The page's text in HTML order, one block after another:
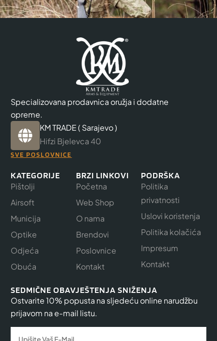
Specializovana prodavnica oružja i dodatne
opreme.
KM TRADE ( Sarajevo )
Hifzi Bjelevca 40
SVE POSLOVNICE
KATEGORIJE
Pištolji
Airsoft
Municija
Optike
Odjeća
Obuća
BRZI LINKOVI
Početna
Web Shop
O nama
Brendovi
Poslovnice
Kontakt
PODRŠKA
Politika
privatnosti
Uslovi koristenja
Politika kolačića
Impresum
Kontakt
SEDMIČNE OBAVJEŠTENJA SNIŽENJA
Ostvarite 10% popusta na sljedeću online narudžbu
prijavom na e-mail listu.